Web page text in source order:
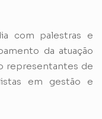
com palestras e
da atuação
representantes de
em gestão e